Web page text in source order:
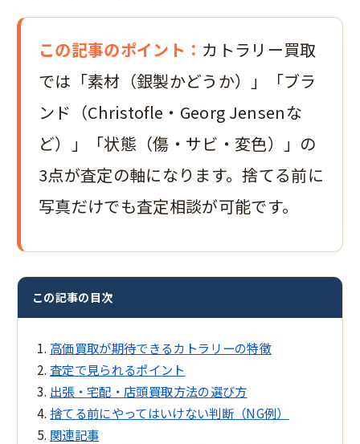
この記事のポイント： カトラリー買取
では「素材（銀製かどうか）」「ブラ
ンド（Christofle・Georg Jensenな
ど）」「状態（傷・サビ・変色）」の
3点が査定の軸になります。捨てる前に
写真だけでも査定相談が可能です。
この記事の目次
高価買取が期待できるカトラリーの特徴
査定で見られるポイント
出張・宅配・店頭――買取方法の選び方
捨てる前にやってはいけない判断（NG例）
関連記事